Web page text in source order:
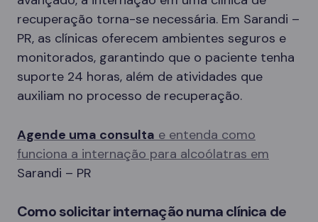
recuperação torna-se necessária. Em Sarandi –
PR, as clínicas oferecem ambientes seguros e
monitorados, garantindo que o paciente tenha
suporte 24 horas, além de atividades que
auxiliam no processo de recuperação.
Agende uma consulta e entenda como
funciona a internação para alcoólatras em
Sarandi – PR
Como solicitar internação numa clínica de